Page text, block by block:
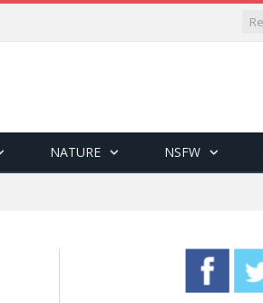
NATURE NSFW